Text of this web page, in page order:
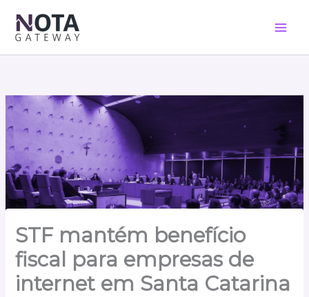
para
conteúdo
STF mantém benefício
fiscal para empresas de
internet em Santa Catarina